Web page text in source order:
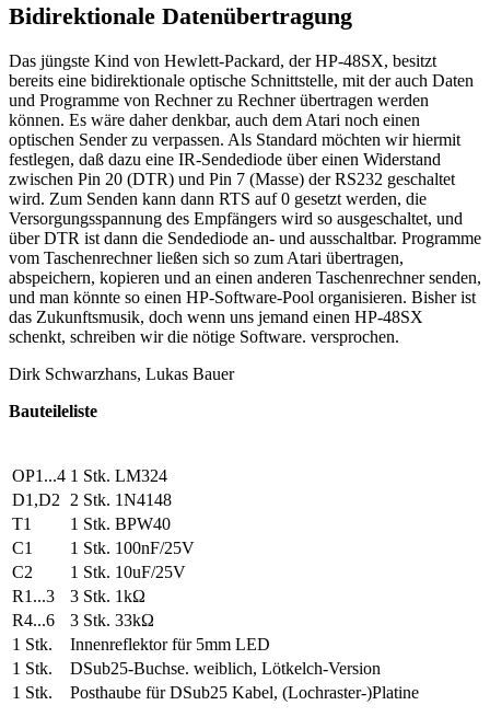
Bidirektionale Datenübertragung
Das jüngste Kind von Hewlett-Packard, der HP-48SX, besitzt
bereits eine bidirektionale optische Schnittstelle, mit der auch Daten
und Programme von Rechner zu Rechner übertragen werden
können. Es wäre daher denkbar, auch dem Atari noch einen
optischen Sender zu verpassen. Als Standard möchten wir hiermit
festlegen, daß dazu eine IR-Sendediode über einen Widerstand
zwischen Pin 20 (DTR) und Pin 7 (Masse) der RS232 geschaltet
wird. Zum Senden kann dann RTS auf 0 gesetzt werden, die
Versorgungsspannung des Empfängers wird so ausgeschaltet, und
über DTR ist dann die Sendediode an- und ausschaltbar. Programme
vom Taschenrechner ließen sich so zum Atari übertragen,
abspeichern, kopieren und an einen anderen Taschenrechner senden,
und man könnte so einen HP-Software-Pool organisieren. Bisher ist
das Zukunftsmusik, doch wenn uns jemand einen HP-48SX
schenkt, schreiben wir die nötige Software. versprochen.
Dirk Schwarzhans, Lukas Bauer
Bauteileliste
OP1...4 1 Stk. LM324
D1,D2
2 Stk. 1N4148
T1
1 Stk. BPW40
C1
1 Stk. 100nF/25V
C2
1 Stk. 10uF/25V
R1...3
3 Stk. 1kΩ
R4...6
3 Stk. 33kΩ
1 Stk.
Innenreflektor für 5mm LED
1 Stk.
DSub25-Buchse. weiblich, Lötkelch-Version
1 Stk.
Posthaube für DSub25 Kabel, (Lochraster-)Platine